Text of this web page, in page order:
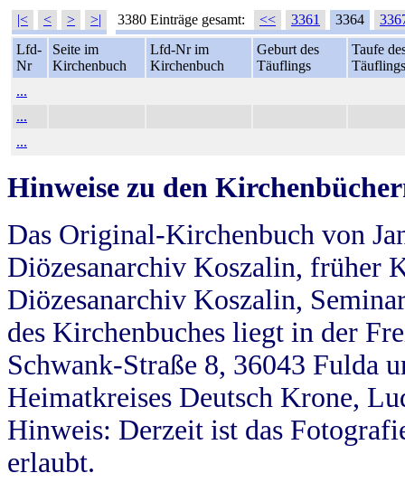
|< < > >| 3380 Einträge gesamt: << 3361 3364
Lfd-
Nr
Seite im
Kirchenbuch
Lfd-Nr im
Kirchenbuch
Geburt des
Täuflings
Taufe
Täuflings
...
...
...
Hinweise zu den
Das Original-Kirchenbuch von
Diözesanarchiv Koszalin, früher
Diözesanarchiv Koszalin,
des Kirchenbuches liegt in der
Schwank-Straße 8, 36043 Fulda
Heimatkreises Deutsch Krone,
Hinweis: Derzeit ist das
erlaubt.